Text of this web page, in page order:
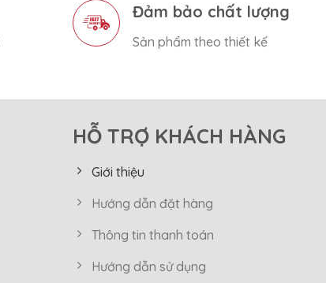
Đảm bảo chất lượng
Sản phẩm theo thiết kế
HỖ TRỢ KHÁCH HÀNG
Giới thiệu
Hướng dẫn đặt hàng
Thông tin thanh toán
Hướng dẫn sử dụng